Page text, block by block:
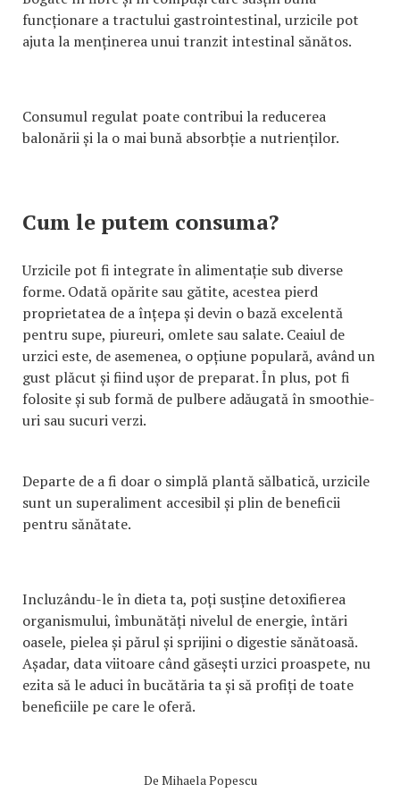
funcționare a tractului gastrointestinal, urzicile pot
ajuta la menținerea unui tranzit intestinal sănătos.
Consumul regulat poate contribui la reducerea
balonării și la o mai bună absorbție a nutrienților.
Cum le putem consuma?
Urzicile pot fi integrate în alimentație sub diverse
forme. Odată opărite sau gătite, acestea pierd
proprietatea de a înțepa și devin o bază excelentă
pentru supe, piureuri, omlete sau salate. Ceaiul de
urzici este, de asemenea, o opțiune populară, având un
gust plăcut și fiind ușor de preparat. În plus, pot fi
folosite și sub formă de pulbere adăugată în smoothie-
uri sau sucuri verzi.
Departe de a fi doar o simplă plantă sălbatică, urzicile
sunt un superaliment accesibil și plin de beneficii
pentru sănătate.
Incluzându-le în dieta ta, poți susține detoxifierea
organismului, îmbunătăți nivelul de energie, întări
oasele, pielea și părul și sprijini o digestie sănătoasă.
Așadar, data viitoare când găsești urzici proaspete, nu
ezita să le aduci în bucătăria ta și să profiți de toate
beneficiile pe care le oferă.
De Mihaela Popescu